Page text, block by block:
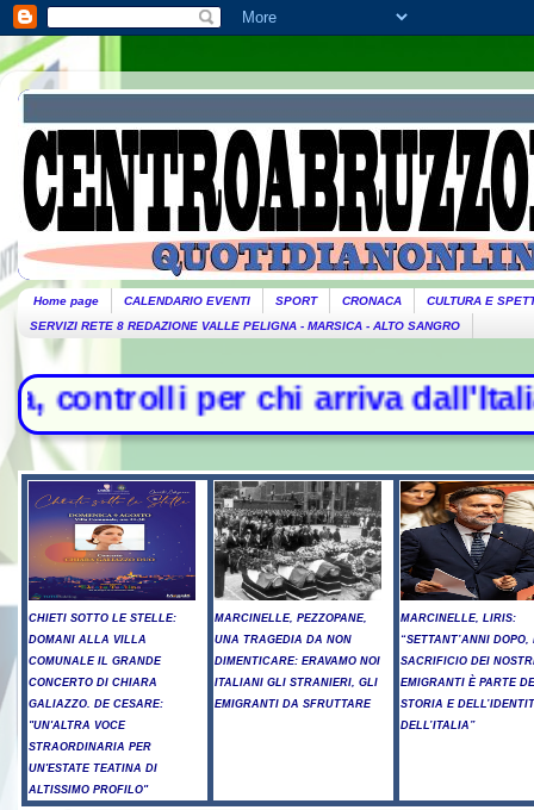
Home page CALENDARIO EVENTI SPORT CRONACA
CULTURA E
SERVIZI RETE 8 REDAZIONE VALLE PELIGNA - MARSICA - ALTO SANGRO
per chi arriva dall'Italia -
CHIETI SOTTO LE STELLE:
DOMANI ALLA VILLA
COMUNALE IL GRANDE
CONCERTO DI CHIARA
GALIAZZO. DE CESARE:
"UN'ALTRA VOCE
STRAORDINARIA PER
UN'ESTATE TEATINA DI
ALTISSIMO PROFILO"
MARCINELLE, PEZZOPANE,
UNA TRAGEDIA DA NON
DIMENTICARE: ERAVAMO NOI
ITALIANI GLI STRANIERI, GLI
EMIGRANTI DA SFRUTTARE
MARCINELLE, LIRIS:
“SETTANT’ANNI DOPO,
SACRIFICIO DEI
EMIGRANTI È PARTE
STORIA E
DELL’ITALIA”